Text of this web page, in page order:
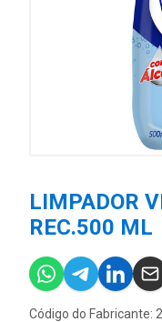
LIMPADOR
REC.500 ML
Código do Fabricante: